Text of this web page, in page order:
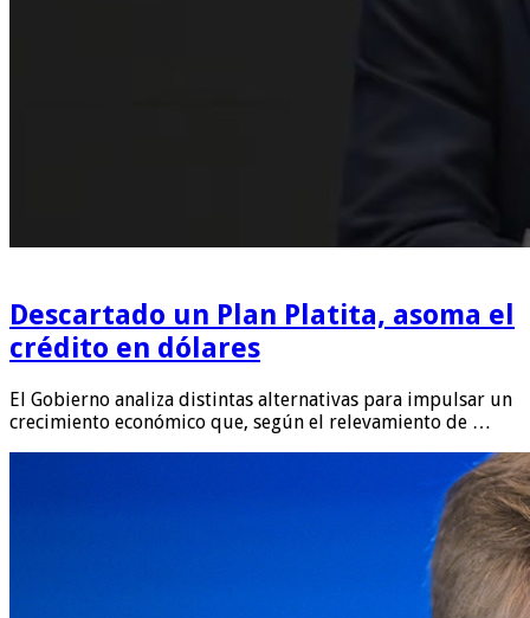
Descartado un Plan Platita, asoma el
crédito en dólares
El Gobierno analiza distintas alternativas para impulsar un
crecimiento económico que, según el relevamiento de …